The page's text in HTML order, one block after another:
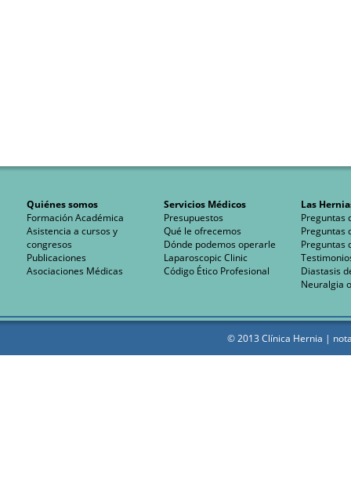
Quiénes somos
Formación Académica
Asistencia a cursos y
congresos
Publicaciones
Asociaciones Médicas
Servicios Médicos
Presupuestos
Qué le ofrecemos
Dónde podemos operarle
Laparoscopic Clinic
Código Ético Profesional
Las
Preguntas
Preguntas
Preguntas
Diastasis
Neuralgia
© 2013 Clínica Hernia |